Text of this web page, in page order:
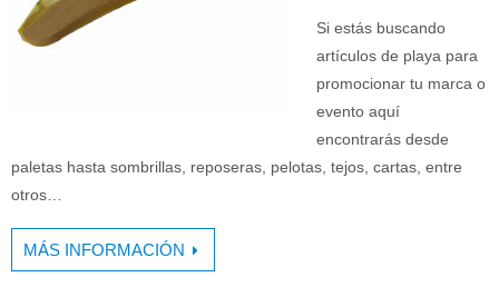
Si estás buscando
artículos de playa para
promocionar tu marca o
evento aquí
encontrarás desde
paletas hasta sombrillas, reposeras, pelotas, tejos, cartas, entre
otros…
MÁS INFORMACIÓN